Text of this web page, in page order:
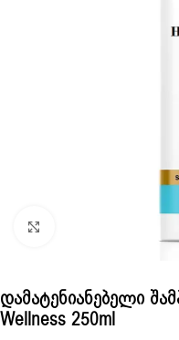
Დამატენიანებელი
Wellness 250ml